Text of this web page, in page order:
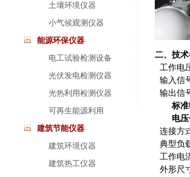
土壤环境仪器
小气候观测仪器
能源环保仪器
电工试验检测设备
光伏发电检测仪器
光热利用检测仪器
可再生能源利用
建筑节能仪器
建筑环境仪器
建筑热工仪器
二、技术
工作电
输入信
输出信
标
电
连接方
典型负
工作电
外形尺